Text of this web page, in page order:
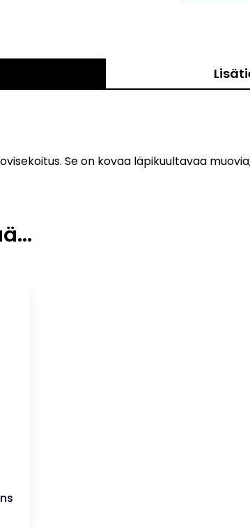
Se on kovaa läpikuultavaa